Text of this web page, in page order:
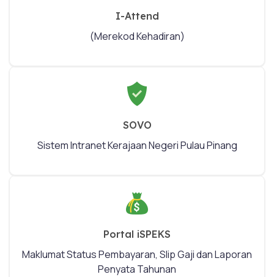
I-Attend
(Merekod Kehadiran)
SOVO
Sistem Intranet Kerajaan Negeri Pulau Pinang
Portal iSPEKS
Maklumat Status Pembayaran, Slip Gaji dan Laporan
Penyata Tahunan